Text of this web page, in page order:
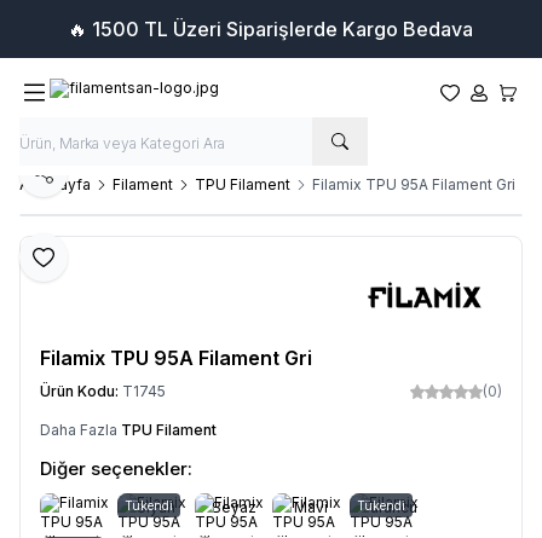
🔥 1500 TL Üzeri Siparişlerde Kargo Bedava
Favorilerim
Hesabım
Ana Sayfa Filament TPU Filament Filamix TPU 95A Filament Gri
Favoriye Ekle
Paylaş
Filamix TPU 95A Filament Gri
Ürün Kodu: T1745 (0)
Daha Fazla TPU Filament
Diğer seçenekler:
Tükendi
Siyah Beyaz Mavi Tükendi
Turuncu